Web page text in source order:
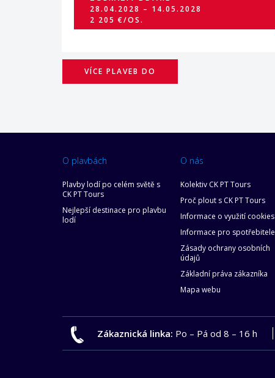
28.04.2028 – 14.05.2028
2 205 €/OS.
VÍCE PLAVEB DO
O plavbách
Plavby lodí po celém světě s
CK PT Tours
Nejlepší destinace pro plavbu
lodí
O nás
Kolektiv CK PT Tours
Proč plout s CK PT Tours
Informace o využití cookies
Informace pro spotřebitele
Zásady ochrany osobních
údajů
Základní práva zákazníka
Mapa webu
Zákaznická linka: Po – Pá od 8 – 16 h